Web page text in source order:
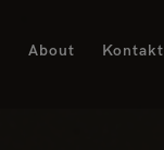
About Kontakt